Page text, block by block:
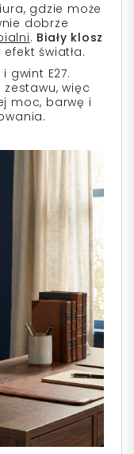
gdzie może
dobrze
. Biały klosz
światła.
i gwint E27.
więc
moc, barwę i